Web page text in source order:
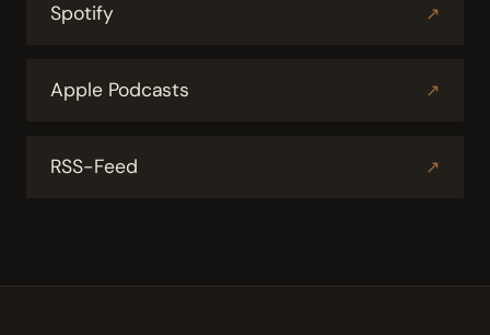
Spotify ↗
Apple Podcasts ↗
RSS-Feed ↗